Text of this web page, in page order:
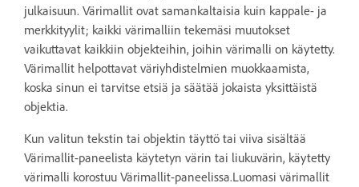
julkaisuun. Värimallit ovat samankaltaisia kuin kappale- ja
merkkityylit; kaikki värimalliin tekemäsi muutokset
vaikuttavat kaikkiin objekteihin, joihin värimalli on käytetty.
Värimallit helpottavat väriyhdistelmien muokkaamista,
koska sinun ei tarvitse etsiä ja säätää jokaista yksittäistä
objektia.
Kun valitun tekstin tai objektin täyttö tai viiva sisältää
Värimallit-paneelista käytetyn värin tai liukuvärin, käytetty
värimalli korostuu Värimallit-paneelissa.Luomasi värimallit